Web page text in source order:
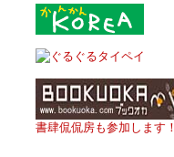
書肆侃侃房も参加します！